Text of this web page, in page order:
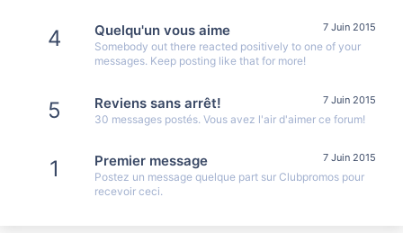
4 7 Juin 2015
Quelqu'un vous aime
Somebody out there reacted positively to one of your
messages. Keep posting like that for more!
5 7 Juin 2015
Reviens sans arrêt!
30 messages postés. Vous avez l'air d'aimer ce forum!
1 7 Juin 2015
Premier message
Postez un message quelque part sur Clubpromos pour
recevoir ceci.